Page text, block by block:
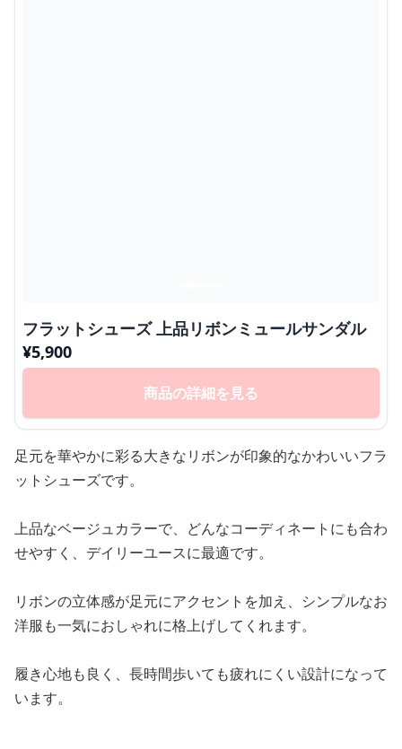
フラットシューズ 上品リボンミュールサンダル
¥5,900
商品の詳細を見る
足元を華やかに彩る大きなリボンが印象的なかわいいフラ
ットシューズです。
上品なベージュカラーで、どんなコーディネートにも合わ
せやすく、デイリーユースに最適です。
リボンの立体感が足元にアクセントを加え、シンプルなお
洋服も一気におしゃれに格上げしてくれます。
履き心地も良く、長時間歩いても疲れにくい設計になって
います。